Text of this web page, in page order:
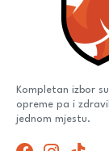
Kompletan izbor
opreme pa i
jednom mjestu.